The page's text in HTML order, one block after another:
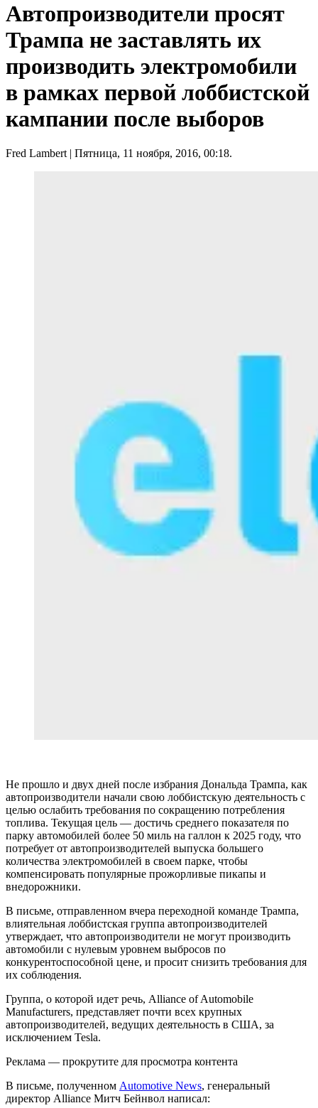
Автопроизводители просят
Трампа не заставлять их
производить электромобили
в рамках первой лоббистской
кампании после выборов
Fred Lambert| Пятница, 11 ноября, 2016, 00:18.
Не прошло и двух дней после избрания Дональда Трампа, как
автопроизводители начали свою лоббистскую деятельность с
целью ослабить требования по сокращению потребления
топлива. Текущая цель — достичь среднего показателя по
парку автомобилей более 50 миль на галлон к 2025 году, что
потребует от автопроизводителей выпуска большего
количества электромобилей в своем парке, чтобы
компенсировать популярные прожорливые пикапы и
внедорожники.
В письме, отправленном вчера переходной команде Трампа,
влиятельная лоббистская группа автопроизводителей
утверждает, что автопроизводители не могут производить
автомобили с нулевым уровнем выбросов по
конкурентоспособной цене, и просит снизить требования для
их соблюдения.
Группа, о которой идет речь, Alliance of Automobile
Manufacturers, представляет почти всех крупных
автопроизводителей, ведущих деятельность в США, за
исключением Tesla.
Реклама — прокрутите для просмотра контента
В письме, полученном Automotive News, генеральный
директор Alliance Митч Бейнвол написал: